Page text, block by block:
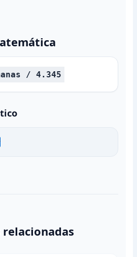
/ 4.345